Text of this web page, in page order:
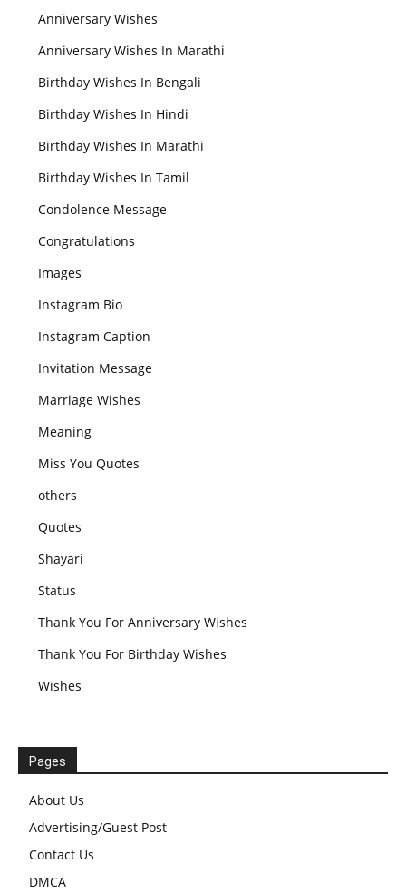
Anniversary Wishes
Anniversary Wishes In Marathi
Birthday Wishes In Bengali
Birthday Wishes In Hindi
Birthday Wishes In Marathi
Birthday Wishes In Tamil
Condolence Message
Congratulations
Images
Instagram Bio
Instagram Caption
Invitation Message
Marriage Wishes
Meaning
Miss You Quotes
others
Quotes
Shayari
Status
Thank You For Anniversary Wishes
Thank You For Birthday Wishes
Wishes
Pages
About Us
Advertising/Guest Post
Contact Us
DMCA